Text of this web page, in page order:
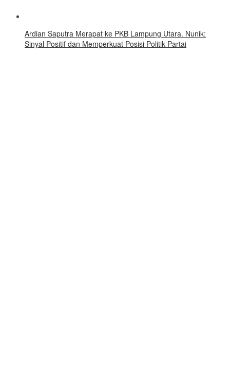
Ardian Saputra Merapat ke PKB Lampung Utara. Nunik:
Sinyal Positif dan Memperkuat Posisi Politik Partai